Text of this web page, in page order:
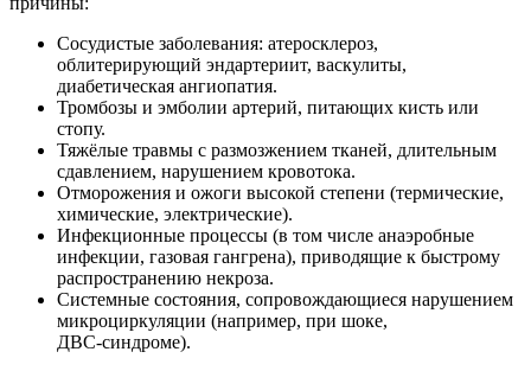
Сосудистые заболевания: атеросклероз,
облитерирующий эндартериит, васкулиты,
диабетическая ангиопатия.
Тромбозы и эмболии артерий, питающих кисть или
стопу.
Тяжёлые травмы с размозжением тканей, длительным
сдавлением, нарушением кровотока.
Отморожения и ожоги высокой степени (термические,
химические, электрические).
Инфекционные процессы (в том числе анаэробные
инфекции, газовая гангрена), приводящие к быстрому
распространению некроза.
Системные состояния, сопровождающиеся нарушением
микроциркуляции (например, при шоке,
ДВС‑синдроме).